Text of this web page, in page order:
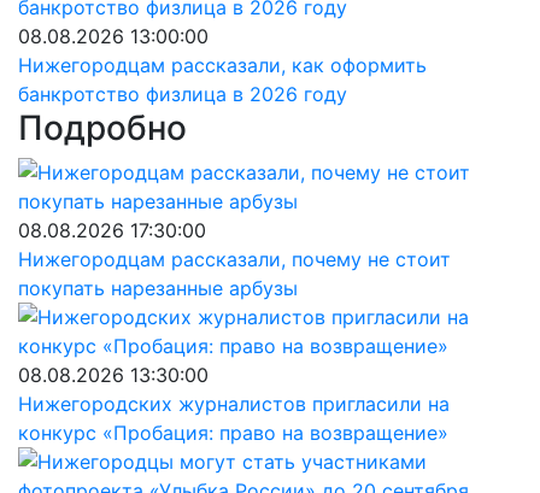
08.08.2026 13:00:00
Нижегородцам рассказали, как оформить
банкротство физлица в 2026 году
Подробно
08.08.2026 17:30:00
Нижегородцам рассказали, почему не стоит
покупать нарезанные арбузы
08.08.2026 13:30:00
Нижегородских журналистов пригласили на
конкурс «Пробация: право на возвращение»